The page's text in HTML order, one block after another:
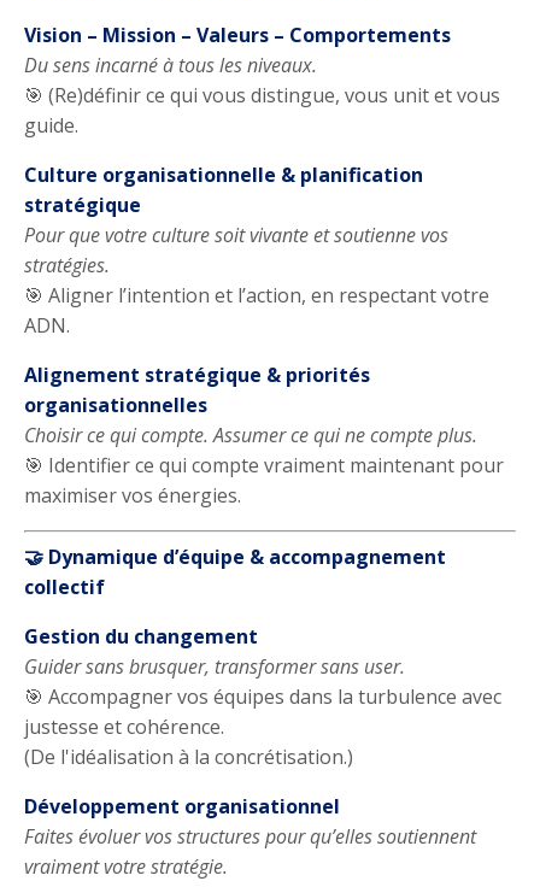
Vision – Mission – Valeurs – Comportements
Du sens incarné à tous les niveaux.
🎯 (Re)définir ce qui vous distingue, vous unit et vous
guide.
Culture organisationnelle & planification
stratégique
Pour que votre culture soit vivante et soutienne vos
stratégies.
🎯 Aligner l’intention et l’action, en respectant votre
ADN.
Alignement stratégique & priorités
organisationnelles
Choisir ce qui compte. Assumer ce qui ne compte plus.
🎯 Identifier ce qui compte vraiment maintenant pour
maximiser vos énergies.
🤝 Dynamique d’équipe & accompagnement
collectif
Gestion du changement
Guider sans brusquer, transformer sans user.
🎯 Accompagner vos équipes dans la turbulence avec
justesse et cohérence.
(De l'idéalisation à la concrétisation.)
Développement organisationnel
Faites évoluer vos structures pour qu’elles soutiennent
vraiment votre stratégie.